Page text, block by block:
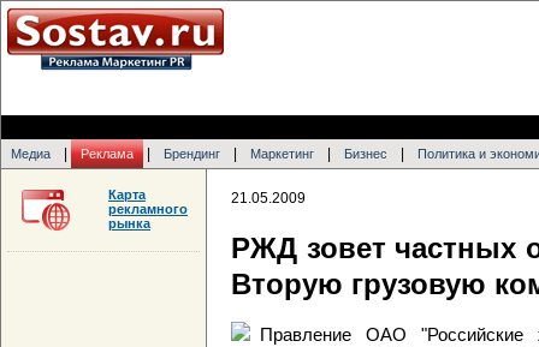
Медиа Реклама Брендинг Маркетинг Бизнес Политика и
21.05.2009
РЖД зовет частных
Вторую грузовую
Правление ОАО "Российские
Карта
рекламного
рынка